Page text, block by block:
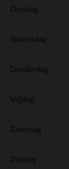
Dinsdag
Woensdag
Donderdag
Vrijdag
Zaterdag
Zondag